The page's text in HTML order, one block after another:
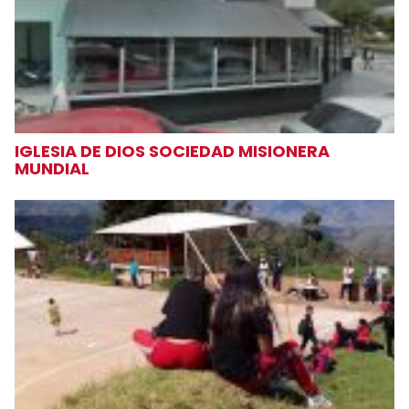
IGLESIA DE DIOS SOCIEDAD MISIONERA
MUNDIAL